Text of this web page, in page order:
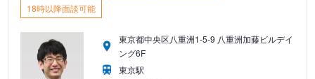
18時以降面談可能
東京都中央区八重洲1-5-9 八重洲加藤ビルデイ
ング6F
東京駅